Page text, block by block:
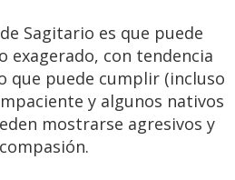
Sagitario es que puede
exagerado, con tendencia
que puede cumplir (incluso
y algunos nativos
mostrarse agresivos y